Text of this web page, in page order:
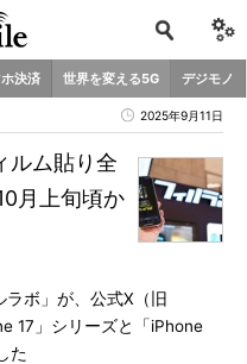
決済 世界を変える5G デジモノ
2025年9月11日
ルム貼り全
月上旬頃か
ボ」が、公式X（旧
17」シリーズと「iPhone
た